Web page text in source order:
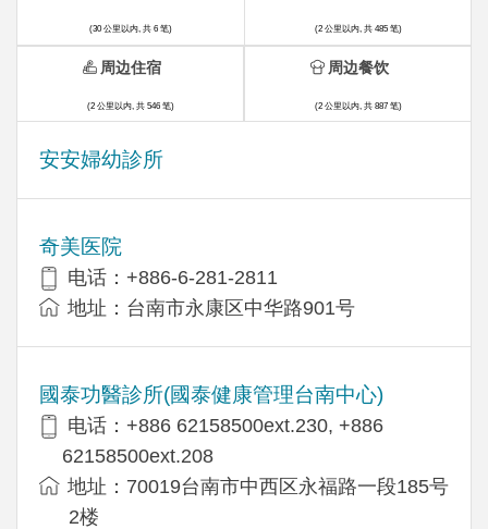
(30 公里以内, 共 6 笔)
安安婦幼診所
奇美医院
电话：+886-6-281-2811
地址：台南市永康区中华路901号
國泰功醫診所(國泰健康管理台南中心)
电话：+886 62158500ext.230, +886
62158500ext.208
地址：70019台南市中西区永福路一段185号
2楼
(2 公里以内, 共 485 笔)
周边住宿
(2 公里以内, 共 546 笔)
周边餐饮
(2 公里以内, 共 887 笔)